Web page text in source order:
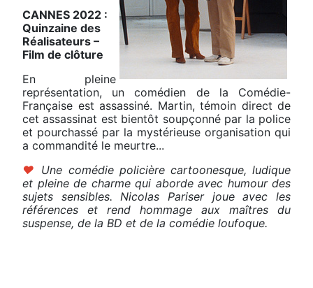
CANNES 2022 :
Quinzaine des
Réalisateurs –
Film de clôture
En pleine
représentation, un comédien de la Comédie-
Française est assassiné. Martin, témoin direct de
cet assassinat est bientôt soupçonné par la police
et pourchassé par la mystérieuse organisation qui
a commandité le meurtre...
♥ Une comédie policière cartoonesque, ludique
et pleine de charme qui aborde avec humour des
sujets sensibles. Nicolas Pariser joue avec les
références et rend hommage aux maîtres du
suspense, de la BD et de la comédie loufoque.